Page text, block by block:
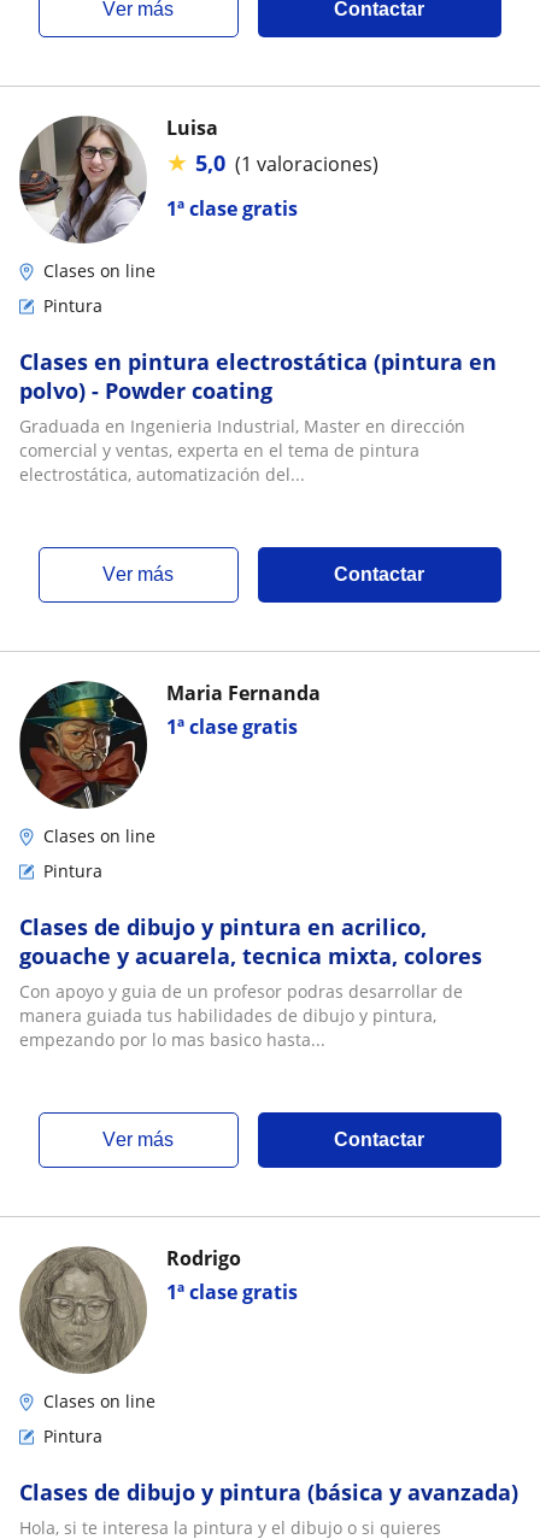
ver más Contactar
1ª clase gratis
Luisa
★ 5,0 (1 valoraciones)
Clases on line
Pintura
Clases en pintura electrostática (pintura en
polvo) - Powder coating
Graduada en Ingenieria Industrial, Master en dirección
comercial y ventas, experta en el tema de pintura
electrostática, automatización del...
ver más Contactar
1ª clase gratis
Maria Fernanda
Clases on line
Pintura
Clases de dibujo y pintura en acrilico,
gouache y acuarela, tecnica mixta, colores
Con apoyo y guia de un profesor podras desarrollar de
manera guiada tus habilidades de dibujo y pintura,
empezando por lo mas basico hasta...
ver más Contactar
1ª clase gratis
Rodrigo
Clases on line
Pintura
Clases de dibujo y pintura (básica y avanzada)
Hola, si te interesa la pintura y el dibujo o si quieres